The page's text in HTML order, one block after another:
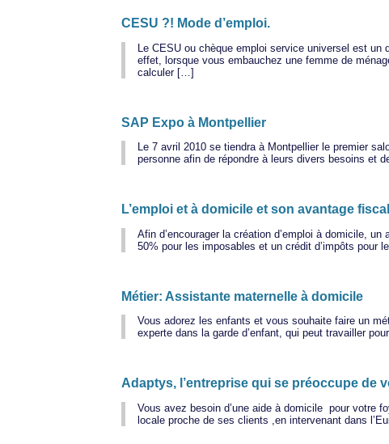
CESU ?! Mode d’emploi.
Le CESU ou chèque emploi service universel est
effet, lorsque vous embauchez une femme de
calculer […]
SAP Expo à Montpellier
Le 7 avril 2010 se tiendra à Montpellier le premier
personne afin de répondre à leurs divers besoins et
L’emploi et à domicile et son avantage fiscal
Afin d’encourager la création d’emploi à domicile,
50% pour les imposables et un crédit d’impôts pour
Métier: Assistante maternelle à domicile
Vous adorez les enfants et vous souhaite faire un
experte dans la garde d’enfant, qui peut travailler
Adaptys, l’entreprise qui se préoccupe de
Vous avez besoin d’une aide à domicile pour votre
locale proche de ses clients ,en intervenant dans